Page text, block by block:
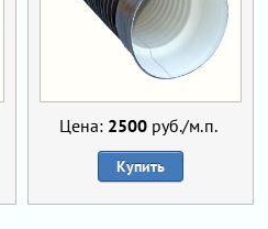
Цена: 2500руб./м.п.
Купить